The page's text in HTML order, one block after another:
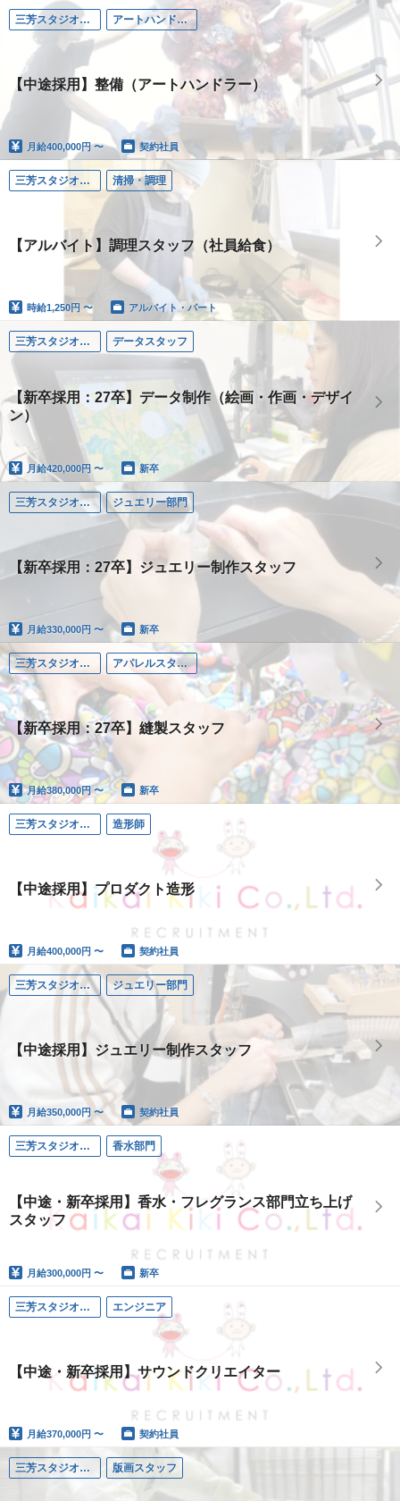
三芳スタジオ（埼玉） アートハンドラー
【中途採用】整備（アートハンドラー）
月給400,000円 〜 契約社員
三芳スタジオ（埼玉） 清掃・調理
【アルバイト】調理スタッフ（社員給食）
時給1,250円 〜 アルバイト・パート
三芳スタジオ（埼玉） データスタッフ
【新卒採用：27卒】データ制作（絵画・作画・デザイ
ン）
月給420,000円 〜 新卒
三芳スタジオ（埼玉） ジュエリー部門
【新卒採用：27卒】ジュエリー制作スタッフ
月給330,000円 〜 新卒
三芳スタジオ（埼玉） アパレルスタッフ
【新卒採用：27卒】縫製スタッフ
月給380,000円 〜 新卒
三芳スタジオ（埼玉） 造形師
【中途採用】プロダクト造形
月給400,000円 〜 契約社員
三芳スタジオ（埼玉） ジュエリー部門
【中途採用】ジュエリー制作スタッフ
月給350,000円 〜 契約社員
三芳スタジオ（埼玉） 香水部門
【中途・新卒採用】香水・フレグランス部門立ち上げ
スタッフ
月給300,000円 〜 新卒
三芳スタジオ（埼玉） エンジニア
【中途・新卒採用】サウンドクリエイター
月給370,000円 〜 契約社員
三芳スタジオ（埼玉） 版画スタッフ